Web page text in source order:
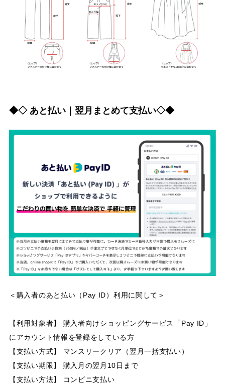
◆◇ あと払い｜翌月まとめて支払い◇◆
＜購入者のあと払い（Pay ID）利用に関して＞
【利用対象者】 購入者向けショッピングサービス「Pay ID」
にアカウント情報を登録をしている方
【支払い方式】 マンスリークリア（翌月一括支払い）
【支払い期限】 購入月の翌月10日まで
【支払い方法】 コンビニ支払い